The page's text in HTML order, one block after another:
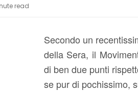
read
Secondo un
della Sera, il
di ben due punti
se pur di pochissimo,